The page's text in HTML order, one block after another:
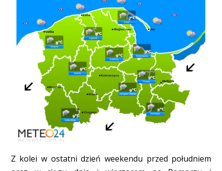
Z kolei w ostatni dzień weekendu przed południem